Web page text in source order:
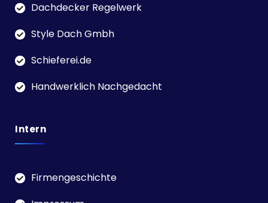
Dachdecker Regelwerk
Style Dach Gmbh
Schieferei.de
Handwerklich Nachgedacht
Intern
Firmengeschichte